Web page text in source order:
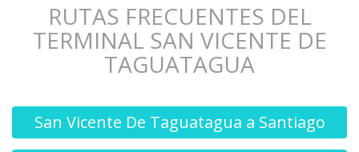
RUTAS FRECUENTES DEL
TERMINAL SAN VICENTE DE
TAGUATAGUA
San Vicente De Taguatagua a Santiago